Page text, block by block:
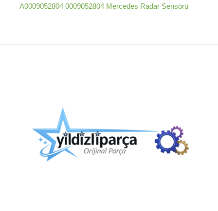
A0009052804 0009052804 Mercedes Radar Sensörü